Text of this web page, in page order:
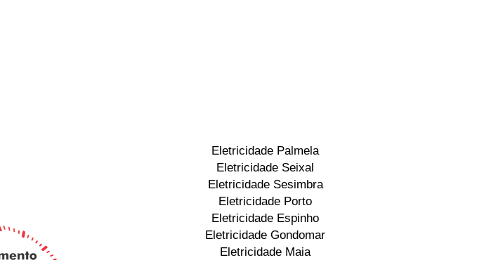
Eletricidade Palmela
Eletricidade Seixal
Eletricidade Sesimbra
Eletricidade Porto
Eletricidade Espinho
Eletricidade Gondomar
Eletricidade Maia